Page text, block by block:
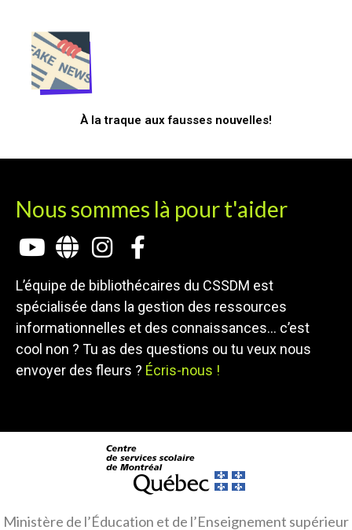
À la traque aux fausses nouvelles!
Nous sommes là pour t'aider
L’équipe de bibliothécaires du CSSDM est
spécialisée dans la gestion des ressources
informationnelles et des connaissances… c’est
cool non ? Tu as des questions ou tu veux nous
envoyer des fleurs ? Écris-nous !
Ministère de l’Éducation et de l’Enseignement supérieur